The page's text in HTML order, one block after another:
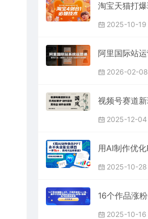
2025-10-19
2026-02-08
2025-12-04
2025-10-28
2025-10-16